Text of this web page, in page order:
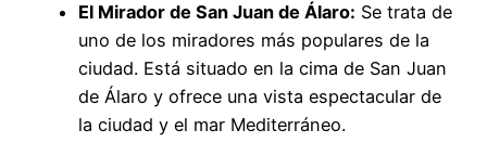
El Mirador de San Juan de Álaro: Se trata de
uno de los miradores más populares de la
ciudad. Está situado en la cima de San Juan
de Álaro y ofrece una vista espectacular de
la ciudad y el mar Mediterráneo.